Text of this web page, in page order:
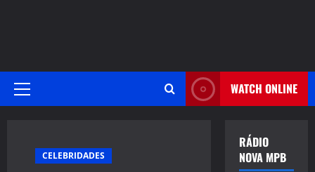
Primary
WATCH ONLINE
CELEBRIDADES
RÁDIO
NOVA MPB